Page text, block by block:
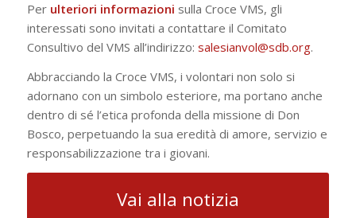
Per ulteriori informazioni sulla Croce VMS, gli
interessati sono invitati a contattare il Comitato
Consultivo del VMS all’indirizzo: salesianvol@sdb.org.
Abbracciando la Croce VMS, i volontari non solo si
adornano con un simbolo esteriore, ma portano anche
dentro di sé l’etica profonda della missione di Don
Bosco, perpetuando la sua eredità di amore, servizio e
responsabilizzazione tra i giovani.
Vai alla notizia